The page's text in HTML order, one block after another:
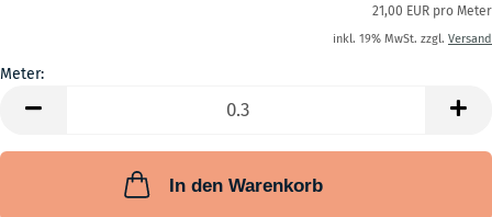
21,00 EUR pro Meter
inkl. 19% MwSt. zzgl. Versand
Meter:
In den Warenkorb